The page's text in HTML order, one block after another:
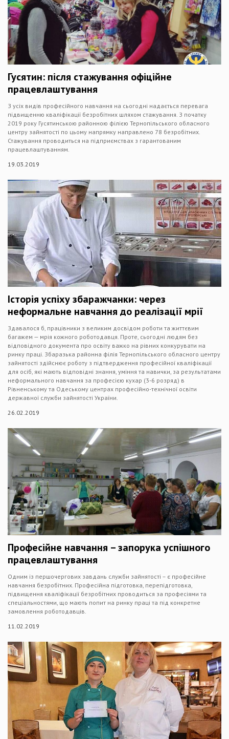
Гусятин: після стажування офіційне
працевлаштування
З усіх видів професійного навчання на сьогодні надається перевага
підвищенню кваліфікації безробітних шляхом стажування. З початку
2019 року Гусятинською районною філією Тернопільського обласного
центру зайнятості по цьому напрямку направлено 78 безробітних.
Стажування проводиться на підприємствах з гарантованим
працевлаштуванням.
19.03.2019
Історія успіху збаражчанки: через
неформальне навчання до реалізації мрії
Здавалося б, працівники з великим досвідом роботи та життєвим
багажем — мрія кожного роботодавця. Проте, сьогодні людям без
відповідного документа про освіту важко на рівних конкурувати на
ринку праці. Збаразька районна філія Тернопільського обласного центру
зайнятості здійснює роботу з підтвердження професійної кваліфікації
для осіб, які мають відповідні знання, уміння та навички, за результатами
неформального навчання за професією кухар (3-6 розряд) в
Рівненському та Одеському центрах професійно-технічної освіти
державної служби зайнятості України.
26.02.2019
Професійне навчання – запорука успішного
працевлаштування
Одним із першочергових завдань служби зайнятості – є професійне
навчання безробітних. Професійна підготовка, перепідготовка,
підвищення кваліфікації безробітних проводиться за професіями та
спеціальностями, що мають попит на ринку праці та під конкретне
замовлення роботодавців.
11.02.2019